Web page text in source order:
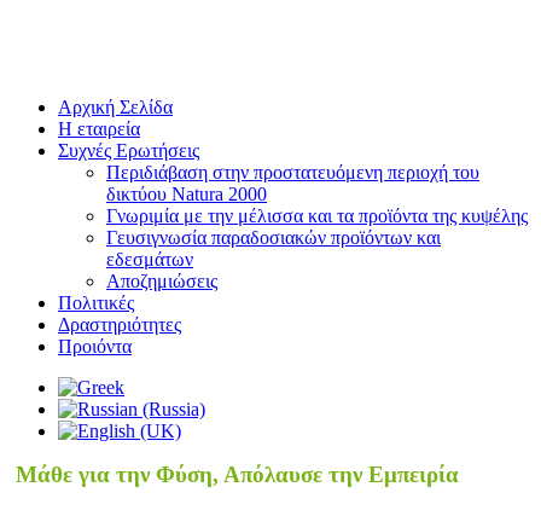
Αρχική Σελίδα
Η εταιρεία
Συχνές Ερωτήσεις
Περιδιάβαση στην προστατευόμενη περιοχή του
δικτύου Natura 2000
Γνωριμία με την μέλισσα και τα προϊόντα της κυψέλης
Γευσιγνωσία παραδοσιακών προϊόντων και
εδεσμάτων
Αποζημιώσεις
Πολιτικές
Δραστηριότητες
Προιόντα
Μάθε για την Φύση, Απόλαυσε την Εμπειρία